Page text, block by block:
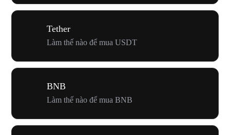
Tether
Làm thế nào để mua USDT
BNB
Làm thế nào để mua BNB